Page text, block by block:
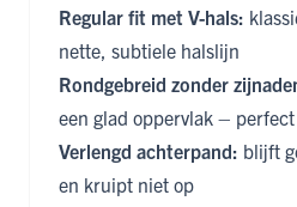
Regular fit met V-hals:
nette, subtiele halslijn
Rondgebreid zonder
een glad oppervlak –
Verlengd achterpand: blijft
en kruipt niet op